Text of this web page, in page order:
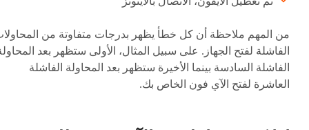
من المهم ملاحظة أن كل خطأ يظهر بدرجات متفاوتة من
الفاشلة لفتح الجهاز. على سبيل المثال، الأولى ستظهر بعد
الفاشلة السادسة بينما الأخيرة ستظهر بعد المحاولة الفاشلة
العاشرة لفتح الآي فون الخاص بك.